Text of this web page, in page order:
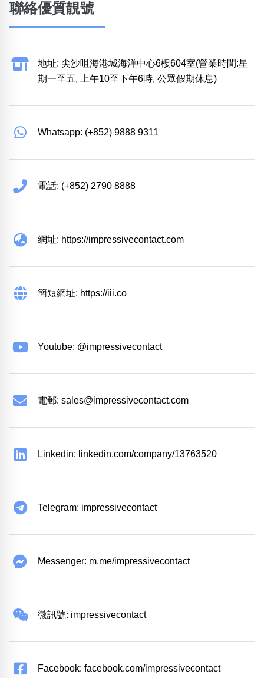
聯絡優質靚號
地址: 尖沙咀海港城海洋中心6樓604室(營業時間:星
期一至五, 上午10至下午6時, 公眾假期休息)
Whatsapp: (+852) 9888 9311
電話: (+852) 2790 8888
網址: https://impressivecontact.com
簡短網址: https://iii.co
Youtube: @impressivecontact
電郵: sales@impressivecontact.com
Linkedin: linkedin.com/company/13763520
Telegram: impressivecontact
Messenger: m.me/impressivecontact
微訊號: impressivecontact
Facebook: facebook.com/impressivecontact